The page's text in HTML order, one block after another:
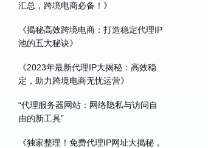
汇总，跨境电商必备！》
《揭秘高效跨境电商：打造稳定代理IP
池的五大秘诀》
《2023年最新代理IP大揭秘：高效稳
定，助力跨境电商无忧运营》
“代理服务器网站：网络隐私与访问自
由的新工具”
《独家整理！免费代理IP网址大揭秘，